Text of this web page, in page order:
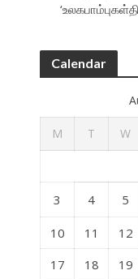
Calendar
M T W
3 4 5
10 11 12
17
18 19